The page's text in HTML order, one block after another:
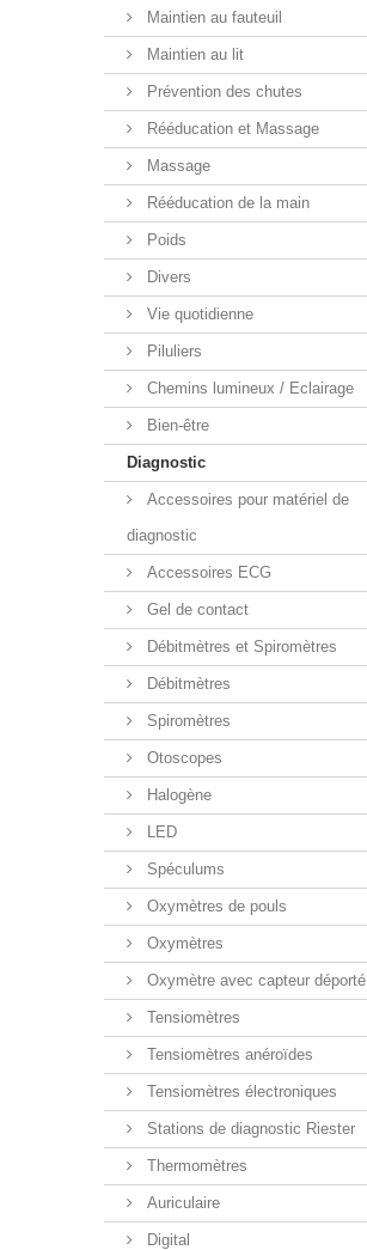
Maintien au fauteuil
Maintien au lit
Prévention des chutes
Rééducation et Massage
Massage
Rééducation de la main
Poids
Divers
Vie quotidienne
Piluliers
Chemins lumineux / Eclairage
Bien-être
Diagnostic
Accessoires pour matériel de
diagnostic
Accessoires ECG
Gel de contact
Débitmètres et Spiromètres
Débitmètres
Spiromètres
Otoscopes
Halogène
LED
Spéculums
Oxymètres de pouls
Oxymètres
Oxymètre avec capteur déporté
Tensiomètres
Tensiomètres anéroïdes
Tensiomètres électroniques
Stations de diagnostic Riester
Thermomètres
Auriculaire
Digital